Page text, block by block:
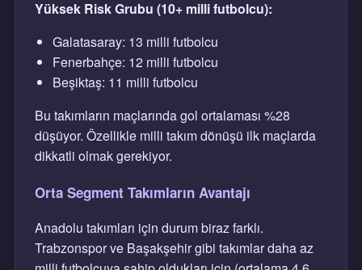
Yüksek Risk Grubu (10+ milli futbolcu):
Galatasaray: 13 milli futbolcu
Fenerbahçe: 12 milli futbolcu
Beşiktaş: 11 milli futbolcu
Bu takımların maçlarında gol ortalaması %28
düşüyor. Özellikle milli takım dönüşü ilk maçlarda
dikkatli olmak gerekiyor.
Orta Segment Takımların Avantajı
Anadolu takımları için durum biraz farklı.
Trabzonspor ve Başakşehir gibi takımlar daha az